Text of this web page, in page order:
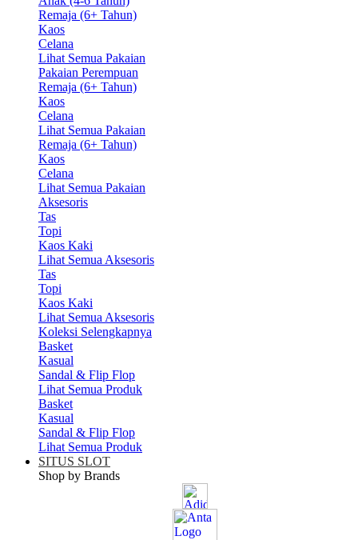
Remaja (6+ Tahun)
Kaos
Celana
Lihat Semua Pakaian
Pakaian Perempuan
Remaja (6+ Tahun)
Kaos
Celana
Lihat Semua Pakaian
Remaja (6+ Tahun)
Kaos
Celana
Lihat Semua Pakaian
Aksesoris
Tas
Topi
Kaos Kaki
Lihat Semua Aksesoris
Tas
Topi
Kaos Kaki
Lihat Semua Aksesoris
Koleksi Selengkapnya
Basket
Kasual
Sandal & Flip Flop
Lihat Semua Produk
Basket
Kasual
Sandal & Flip Flop
Lihat Semua Produk
SITUS SLOT
Shop by Brands